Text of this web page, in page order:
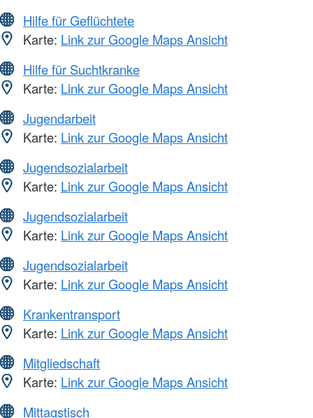
Hilfe für Geflüchtete
Karte: Link zur Google Maps Ansicht
Hilfe für Suchtkranke
Karte: Link zur Google Maps Ansicht
Jugendarbeit
Karte: Link zur Google Maps Ansicht
Jugendsozialarbeit
Karte: Link zur Google Maps Ansicht
Jugendsozialarbeit
Karte: Link zur Google Maps Ansicht
Jugendsozialarbeit
Karte: Link zur Google Maps Ansicht
Krankentransport
Karte: Link zur Google Maps Ansicht
Mitgliedschaft
Karte: Link zur Google Maps Ansicht
Mittagstisch